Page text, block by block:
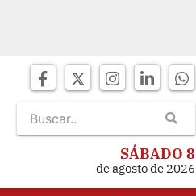
SÁBADO 8
de agosto de 2026